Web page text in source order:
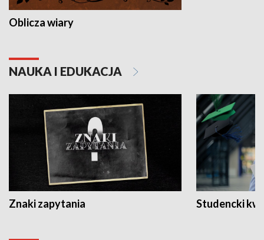
Oblicza wiary
NAUKA I EDUKACJA
Znaki zapytania Studencki